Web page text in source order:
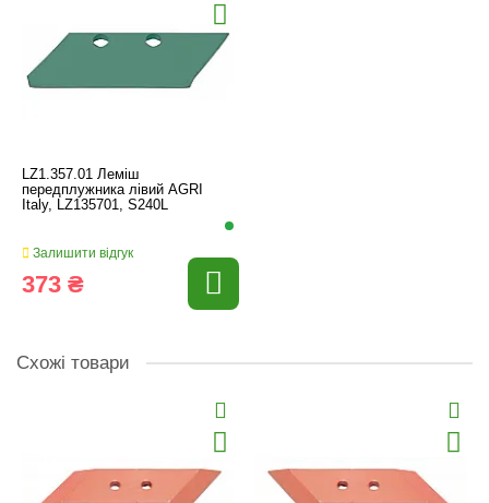
LZ1.357.01 Леміш
передплужника лівий AGRI
Italy, LZ135701, S240L
Залишити відгук
373 ₴
Схожі товари